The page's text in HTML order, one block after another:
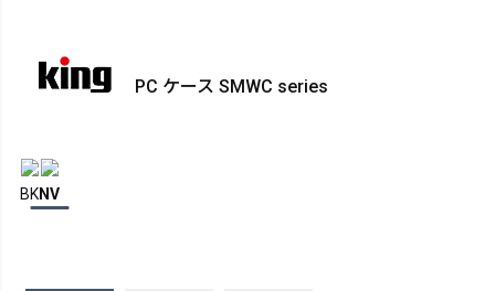
PC ケース SMWC series
BKNV